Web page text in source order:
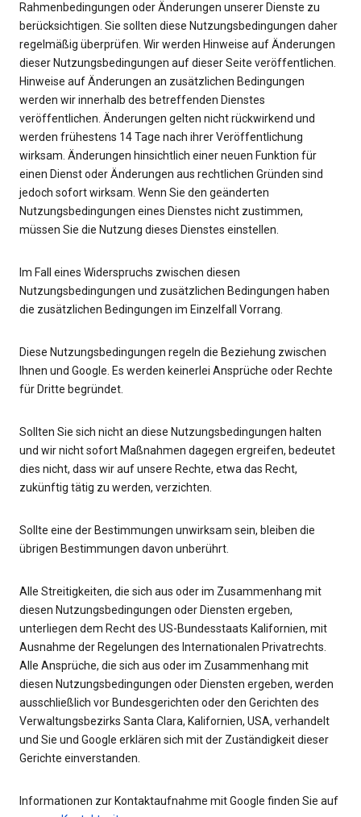
Rahmenbedingungen oder Änderungen unserer Dienste zu
berücksichtigen. Sie sollten diese Nutzungsbedingungen daher
regelmäßig überprüfen. Wir werden Hinweise auf Änderungen
dieser Nutzungsbedingungen auf dieser Seite veröffentlichen.
Hinweise auf Änderungen an zusätzlichen Bedingungen
werden wir innerhalb des betreffenden Dienstes
veröffentlichen. Änderungen gelten nicht rückwirkend und
werden frühestens 14 Tage nach ihrer Veröffentlichung
wirksam. Änderungen hinsichtlich einer neuen Funktion für
einen Dienst oder Änderungen aus rechtlichen Gründen sind
jedoch sofort wirksam. Wenn Sie den geänderten
Nutzungsbedingungen eines Dienstes nicht zustimmen,
müssen Sie die Nutzung dieses Dienstes einstellen.
Im Fall eines Widerspruchs zwischen diesen
Nutzungsbedingungen und zusätzlichen Bedingungen haben
die zusätzlichen Bedingungen im Einzelfall Vorrang.
Diese Nutzungsbedingungen regeln die Beziehung zwischen
Ihnen und Google. Es werden keinerlei Ansprüche oder Rechte
für Dritte begründet.
Sollten Sie sich nicht an diese Nutzungsbedingungen halten
und wir nicht sofort Maßnahmen dagegen ergreifen, bedeutet
dies nicht, dass wir auf unsere Rechte, etwa das Recht,
zukünftig tätig zu werden, verzichten.
Sollte eine der Bestimmungen unwirksam sein, bleiben die
übrigen Bestimmungen davon unberührt.
Alle Streitigkeiten, die sich aus oder im Zusammenhang mit
diesen Nutzungsbedingungen oder Diensten ergeben,
unterliegen dem Recht des US-Bundesstaats Kalifornien, mit
Ausnahme der Regelungen des Internationalen Privatrechts.
Alle Ansprüche, die sich aus oder im Zusammenhang mit
diesen Nutzungsbedingungen oder Diensten ergeben, werden
ausschließlich vor Bundesgerichten oder den Gerichten des
Verwaltungsbezirks Santa Clara, Kalifornien, USA, verhandelt
und Sie und Google erklären sich mit der Zuständigkeit dieser
Gerichte einverstanden.
Informationen zur Kontaktaufnahme mit Google finden Sie auf